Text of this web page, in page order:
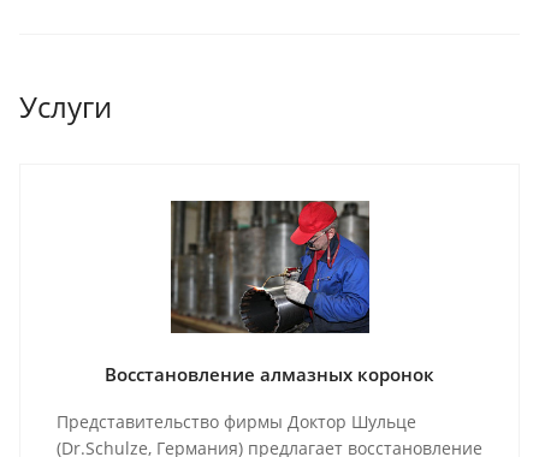
Услуги
Восстановление алмазных коронок
Представительство фирмы Доктор Шульце
(Dr.Schulze, Германия) предлагает восстановление